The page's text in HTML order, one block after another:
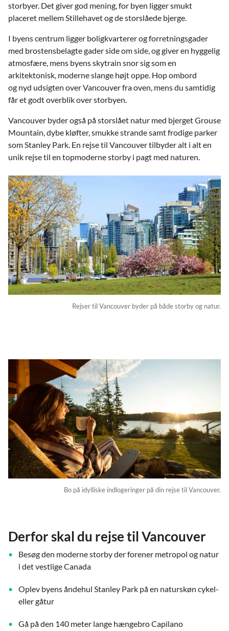
storbyer. Det giver god mening, for byen ligger smukt
placeret mellem Stillehavet og de storslåede bjerge.
I byens centrum ligger boligkvarterer og forretningsgader
med brostensbelagte gader side om side, og giver en hyggelig
atmosfære, mens byens skytrain snor sig som en
arkitektonisk, moderne slange højt oppe. Hop ombord
og nyd udsigten over Vancouver fra oven, mens du samtidig
får et godt overblik over storbyen.
Vancouver byder også på storslået natur med bjerget Grouse
Mountain, dybe kløfter, smukke strande samt frodige parker
som Stanley Park. En rejse til Vancouver tilbyder alt i alt en
unik rejse til en topmoderne storby i pagt med naturen.
Rejser til Vancouver byder på både storby og natur.
Bo på idylliske indlogeringer på din rejse til Vancouver.
Derfor skal du rejse til Vancouver
Besøg den moderne storby der forener metropol og natur
i det vestlige Canada
Oplev byens åndehul Stanley Park på en naturskøn cykel-
eller gåtur
Gå på den 140 meter lange hængebro Capilano